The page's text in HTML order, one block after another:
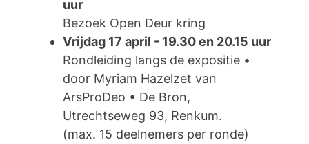
uur
Bezoek Open Deur kring
Vrijdag 17 april - 19.30 en 20.15 uur
Rondleiding langs de expositie •
door Myriam Hazelzet van
ArsProDeo • De Bron,
Utrechtseweg 93, Renkum.
(max. 15 deelnemers per ronde)